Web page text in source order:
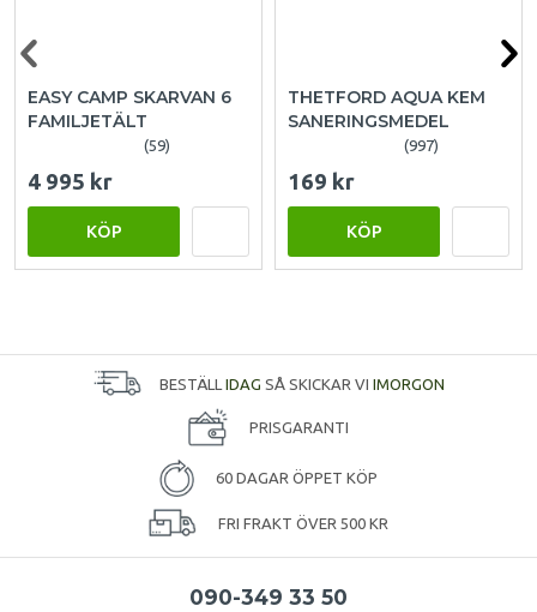
EASY CAMP SKARVAN 6
FAMILJETÄLT
(59)
4 995 kr
KÖP
THETFORD AQUA KEM
SANERINGSMEDEL
(997)
169 kr
KÖP
BESTÄLL IDAG SÅ SKICKAR VI IMORGON
PRISGARANTI
60 DAGAR ÖPPET KÖP
FRI FRAKT ÖVER 500 KR
090-349 33 50